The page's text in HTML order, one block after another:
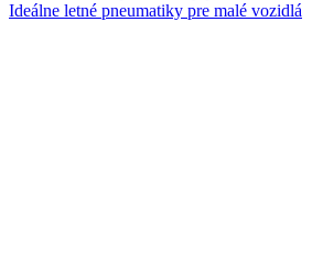
Ideálne letné pneumatiky pre malé vozidlá